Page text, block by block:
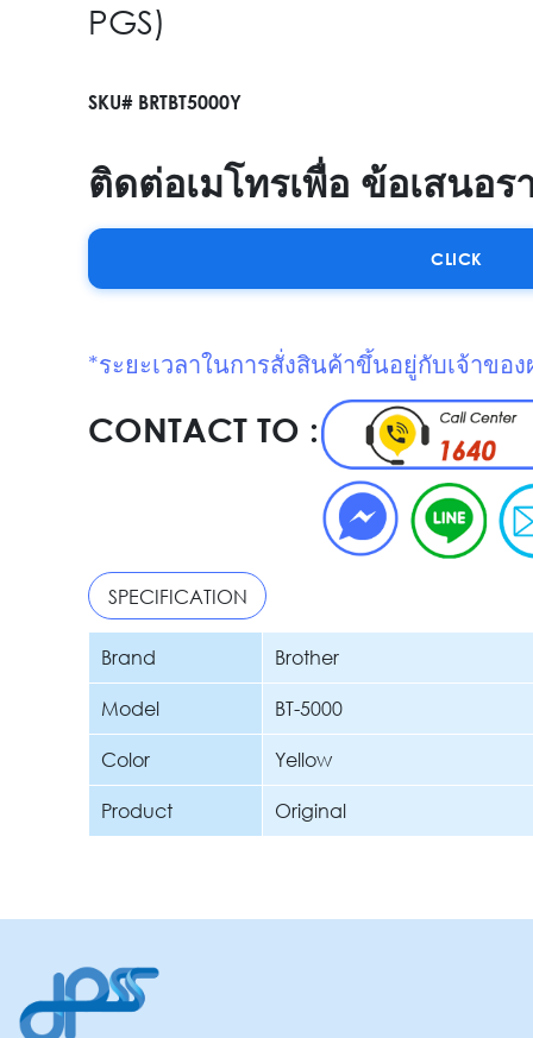
PGS)
SKU# BRTBT5000Y
ติดต่อเมโทรเพื่อ ข้อเสนอร
CLICK
*ระยะเวลาในการสั่งสินค้าขึ้นอยู่กับเจ้าข
CONTACT TO :
SPECIFICATION
Brand Brother
Model BT-5000
Color Yellow
Product Original